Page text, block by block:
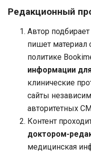
Редакционный
Автор
пишет материал
политике
информации
клинические
сайты
авторитетных
Контент
доктором-
медицинская